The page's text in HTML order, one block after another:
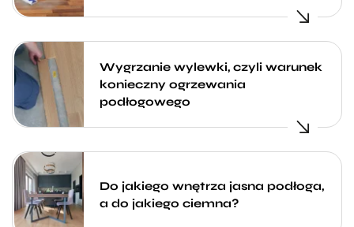
Wygrzanie wylewki, czyli warunek
konieczny ogrzewania
podłogowego
Do jakiego wnętrza jasna podłoga,
a do jakiego ciemna?